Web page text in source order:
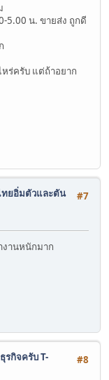
5.00 น. ขายส่ง ถูกดี
หร่ครับ แต่ถ้าอยาก
#7
ทยอิ่มตัวและตัน
านหนักมาก
#8
รกิจครับ T-